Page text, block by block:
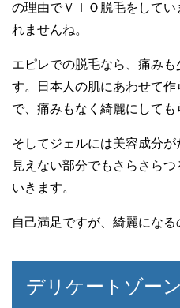
の理由でＶＩＯ脱毛をして
れませんね。
エピレでの脱毛なら、痛み
す。日本人の肌にあわせて
で、痛みもなく綺麗にしても
そしてジェルには美容成分が
見えない部分でもさらさら
いきます。
自己満足ですが、綺麗になる
デリケートゾー